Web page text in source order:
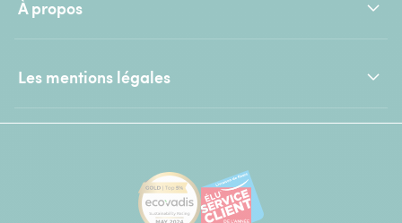
À propos
Les mentions légales